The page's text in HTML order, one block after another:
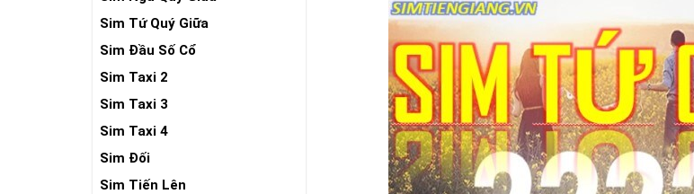
Sim Tứ Quý Giữa
Sim Đầu Số Cổ
Sim Taxi 2
Sim Taxi 3
Sim Taxi 4
Sim Đối
Sim Tiến Lên